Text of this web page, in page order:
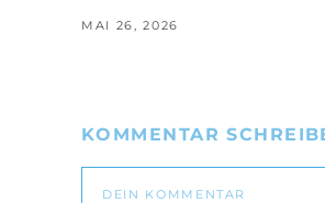
MAI 26, 2026
KOMMENTAR